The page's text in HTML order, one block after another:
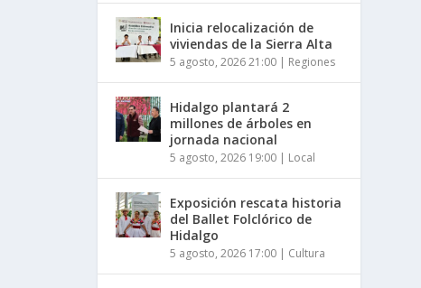
Inicia relocalización de
viviendas de la Sierra Alta
5 agosto, 2026 21:00 | Regiones
Hidalgo plantará 2
millones de árboles en
jornada nacional
5 agosto, 2026 19:00 | Local
Exposición rescata historia
del Ballet Folclórico de
Hidalgo
5 agosto, 2026 17:00 | Cultura